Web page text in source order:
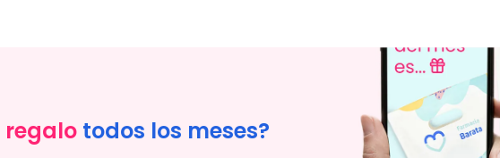
regalo todos los meses?